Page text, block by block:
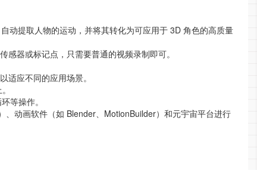
动提取人物的运动，并将其转化为可应用于 3D 角色的高质量
器或标记点，只需要普通的视频录制即可。
应不同的应用场景。
等操作。
动画软件（如 Blender、MotionBuilder）和元宇宙平台进行